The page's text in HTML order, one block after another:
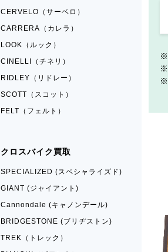
CERVELO（サーベロ）
CARRERA（カレラ）
LOOK（ルック）
CINELLI（チネリ）
RIDLEY（リドレー）
SCOTT（スコット）
FELT（フェルト）
クロスバイク買取
SPECIALIZED (スペシャライズド)
GIANT (ジャイアント)
Cannondale (キャノンデール)
BRIDGESTONE (ブリヂストン)
TREK（トレック）